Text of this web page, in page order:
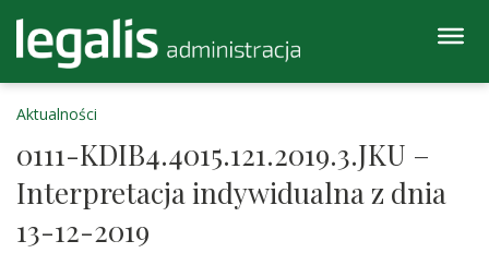
Aktualności
0111-KDIB4.4015.121.2019.3.JKU –
Interpretacja indywidualna z dnia
13-12-2019